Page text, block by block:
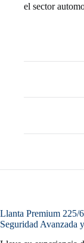
el sector
Llanta Premium
Seguridad Avanzada